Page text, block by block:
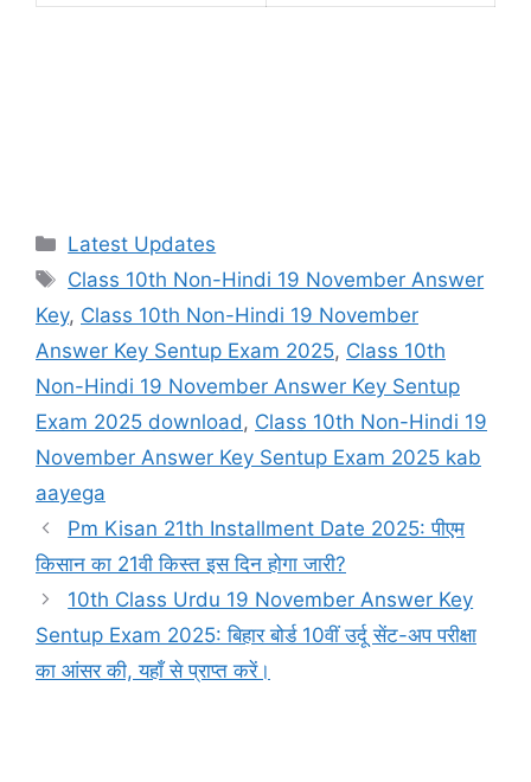
Categories
Latest Updates
Tags
Class 10th Non-Hindi 19 November Answer
Key, Class 10th Non-Hindi 19 November
Answer Key Sentup Exam 2025, Class 10th
Non-Hindi 19 November Answer Key Sentup
Exam 2025 download, Class 10th Non-Hindi 19
November Answer Key Sentup Exam 2025 kab
aayega
Pm Kisan 21th Installment Date 2025: पीएम
किसान का 21वी किस्त इस दिन होगा जारी?
10th Class Urdu 19 November Answer Key
Sentup Exam 2025: बिहार बोर्ड 10वीं उर्दू सेंट-अप परीक्षा
का आंसर की, यहाँ से प्राप्त करें।